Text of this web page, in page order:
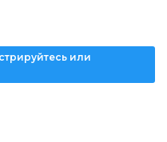
или